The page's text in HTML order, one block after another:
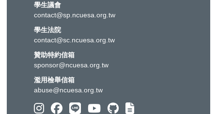
學生議會
contact@sp.ncuesa.org.tw
學生法院
contact@sc.ncuesa.org.tw
贊助特約信箱
sponsor@ncuesa.org.tw
濫用檢舉信箱
abuse@ncuesa.org.tw